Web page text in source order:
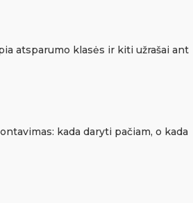
atsparumo klasės ir kiti užrašai ant
kada daryti pačiam, o kada